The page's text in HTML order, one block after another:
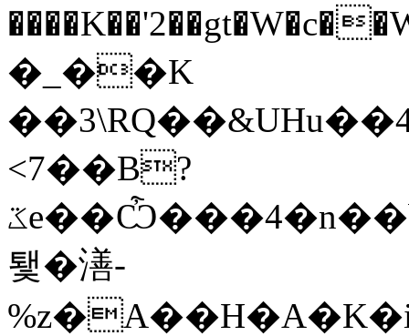
�_��K
<7��B?
ػe��Ѽ���4�n��b�_k���Bb���#�=��}zO��$p���9qO�^�Q:�ۼ��ë�+t��8Y�c�~�k
퇯�㵛-